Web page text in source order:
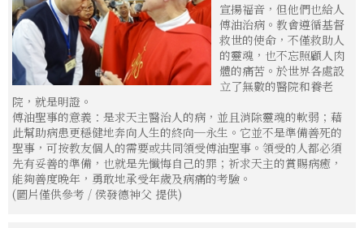
宣揚福音，但他們也給人
傅油治病。教會遵循基督
救世的使命，不僅救助人
的靈魂，也不忘照顧人肉
體的痛苦。於世界各處設
立了無數的醫院和養老
院，就是明證。
傅油聖事的意義：是求天主醫治人的病，並且消除靈魂的軟弱；藉
此幫助病患更穩健地奔向人生的終向─永生。它並不是準備善死的
聖事，可按教友個人的需要或共同領受傅油聖事。領受的人都必須
先有妥善的準備，也就是先懺悔自己的罪；祈求天主的賞賜病癒，
能夠善度晚年，勇敢地承受年歲及病痛的考驗。
(圖片僅供參考 / 侯發德神父 提供)